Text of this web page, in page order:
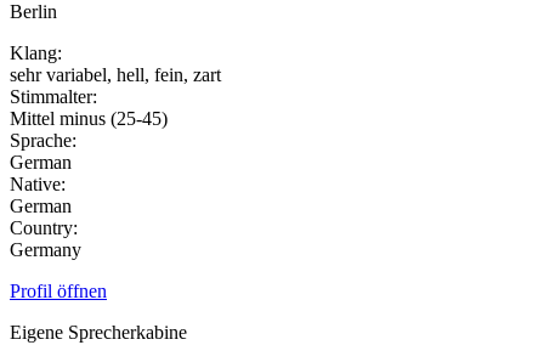
Berlin
Klang:
sehr variabel, hell, fein, zart
Stimmalter:
Mittel minus (25-45)
Sprache:
German
Native:
German
Country:
Germany
Profil öffnen
Eigene Sprecherkabine